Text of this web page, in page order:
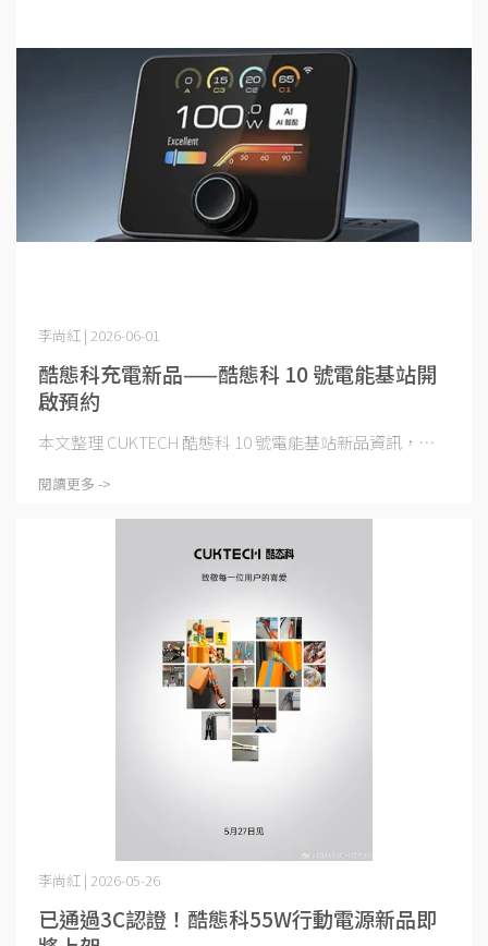
酷態科充電新品——酷態科 10 號電能基站開
啟預約
李尚紅 | 2026-06-01
本文整理 CUKTECH 酷態科 10 號電能基站新品資訊，⋯
閱讀更多 ->
已通過3C認證！酷態科55W行動電源新品即
李尚紅 | 2026-05-26